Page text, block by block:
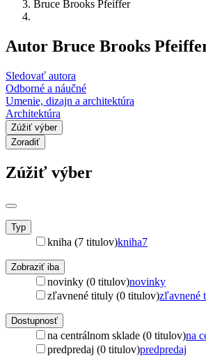
Bruce Brooks Pfeiffer
Autor Bruce Brooks
Sledovať autora
Odborné a náučné
Umenie, dizajn a architektúra
Architektúra
Zúžiť výber
Zoradiť
Zúžiť výber
Typ
kniha (7 titulov)kniha7
Zobraziť iba
novinky (0 titulov)novinky
zľavnené tituly (0 titulov)zľavnené
Dostupnosť
na centrálnom sklade (0 titulov)na
predpredaj (0 titulov)predpredaj